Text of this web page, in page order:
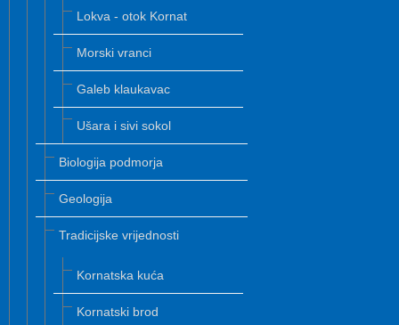
Lokva - otok Kornat
Morski vranci
Galeb klaukavac
Ušara i sivi sokol
Biologija podmorja
Geologija
Tradicijske vrijednosti
Kornatska kuća
Kornatski brod